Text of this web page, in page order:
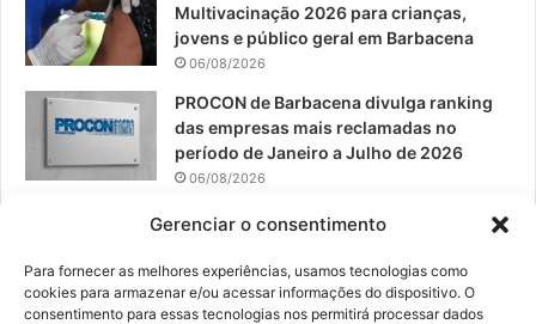
Gerenciar o consentimento
Para fornecer as melhores experiências, usamos tecnologias como
cookies para armazenar e/ou acessar informações do dispositivo. O
consentimento para essas tecnologias nos permitirá processar dados
Multivacinação 2026 para crianças,
jovens e público geral em Barbacena
06/08/2026
PROCON de Barbacena divulga ranking
das empresas mais reclamadas no
período de Janeiro a Julho de 2026
06/08/2026
Prefeitura convoca organizações de
Resíduos Sólidos
05/08/2026